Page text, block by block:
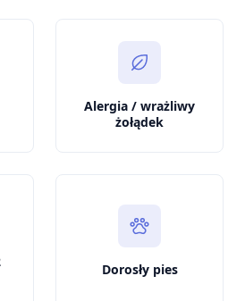
Alergia / wrażliwy
żołądek
Dorosły pies